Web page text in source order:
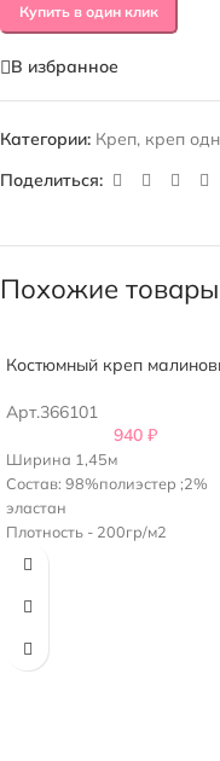
Купить в один клик
В избранное
Категории: Креп, креп
Поделиться:
Похожие товары
Костюмный креп
Арт.366101
940 ₽
Ширина 1,45м
Состав: 98%полиэстер ;2%
эластан
Плотность - 200гр/м2